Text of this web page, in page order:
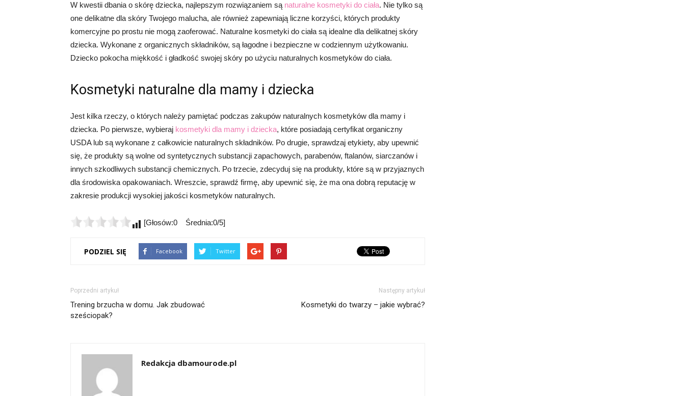
W kwestii dbania o skórę dziecka, najlepszym rozwiązaniem są naturalne kosmetyki do ciała. Nie tylko są
one delikatne dla skóry Twojego malucha, ale również zapewniają liczne korzyści, których produkty
komercyjne po prostu nie mogą zaoferować. Naturalne kosmetyki do ciała są idealne dla delikatnej skóry
dziecka. Wykonane z organicznych składników, są łagodne i bezpieczne w codziennym użytkowaniu.
Dziecko pokocha miękkość i gładkość swojej skóry po użyciu naturalnych kosmetyków do ciała.
Kosmetyki naturalne dla mamy i dziecka
Jest kilka rzeczy, o których należy pamiętać podczas zakupów naturalnych kosmetyków dla mamy i
dziecka. Po pierwsze, wybieraj kosmetyki dla mamy i dziecka, które posiadają certyfikat organiczny
USDA lub są wykonane z całkowicie naturalnych składników. Po drugie, sprawdzaj etykiety, aby upewnić
się, że produkty są wolne od syntetycznych substancji zapachowych, parabenów, ftalanów, siarczanów i
innych szkodliwych substancji chemicznych. Po trzecie, zdecyduj się na produkty, które są w przyjaznych
dla środowiska opakowaniach. Wreszcie, sprawdź firmę, aby upewnić się, że ma ona dobrą reputację w
zakresie produkcji wysokiej jakości kosmetyków naturalnych.
[Głosów:0 Średnia:0/5]
PODZIEL SIĘ Facebook Twitter
Poprzedni artykuł
Trening brzucha w domu. Jak zbudować
sześciopak?
Następny artykuł
Kosmetyki do twarzy – jakie wybrać?
Redakcja dbamourode.pl